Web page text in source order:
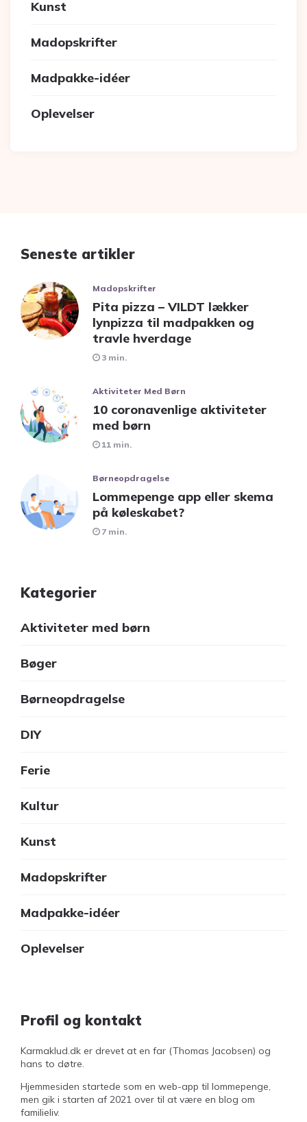
Kunst
Madopskrifter
Madpakke-idéer
Oplevelser
Seneste artikler
Madopskrifter
Pita pizza – VILDT lækker
lynpizza til madpakken og
travle hverdage
3 min.
Aktiviteter Med Børn
10 coronavenlige aktiviteter
med børn
11 min.
Børneopdragelse
Lommepenge app eller skema
på køleskabet?
7 min.
Kategorier
Aktiviteter med børn
Bøger
Børneopdragelse
DIY
Ferie
Kultur
Kunst
Madopskrifter
Madpakke-idéer
Oplevelser
Profil og kontakt
Karmaklud.dk er drevet at en far (Thomas Jacobsen) og
hans to døtre.
Hjemmesiden startede som en web-app til lommepenge,
men gik i starten af 2021 over til at være en blog om
familieliv.